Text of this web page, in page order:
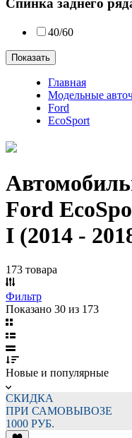
Спинка заднего
40/60
Показать
Главная
Модельные
Ford
EcoSport
Ford
I (2014 -
173 товара
Фильтр
Показано 30 из 173
Новые и популярные
СКИДКА
ПРИ САМОВЫВОЗЕ
1000 РУБ.